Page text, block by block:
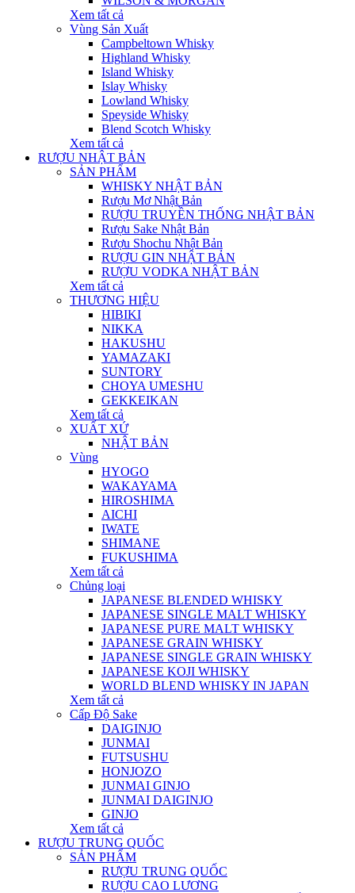
Xem tất cả
Vùng Sản Xuất
Campbeltown Whisky
Highland Whisky
Island Whisky
Islay Whisky
Lowland Whisky
Speyside Whisky
Blend Scotch Whisky
Xem tất cả
RƯỢU NHẬT BẢN
SẢN PHẨM
WHISKY NHẬT BẢN
Rượu Mơ Nhật Bản
RƯỢU TRUYỀN THỐNG NHẬT BẢN
Rượu Sake Nhật Bản
Rượu Shochu Nhật Bản
RƯỢU GIN NHẬT BẢN
RƯỢU VODKA NHẬT BẢN
Xem tất cả
THƯƠNG HIỆU
HIBIKI
NIKKA
HAKUSHU
YAMAZAKI
SUNTORY
CHOYA UMESHU
GEKKEIKAN
Xem tất cả
XUẤT XỨ
NHẬT BẢN
Vùng
HYOGO
WAKAYAMA
HIROSHIMA
AICHI
IWATE
SHIMANE
FUKUSHIMA
Xem tất cả
Chủng loại
JAPANESE BLENDED WHISKY
JAPANESE SINGLE MALT WHISKY
JAPANESE PURE MALT WHISKY
JAPANESE GRAIN WHISKY
JAPANESE SINGLE GRAIN WHISKY
JAPANESE KOJI WHISKY
WORLD BLEND WHISKY IN JAPAN
Xem tất cả
Cấp Độ Sake
DAIGINJO
JUNMAI
FUTSUSHU
HONJOZO
JUNMAI GINJO
JUNMAI DAIGINJO
GINJO
Xem tất cả
RƯỢU TRUNG QUỐC
SẢN PHẨM
RƯỢU TRUNG QUỐC
RƯỢU CAO LƯƠNG